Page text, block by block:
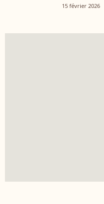
15 février 2026